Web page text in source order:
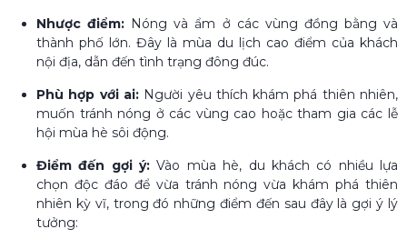
Nhược điểm: Nóng và ẩm ở các vùng đồng bằng và
thành phố lớn. Đây là mùa du lịch cao điểm của khách
nội địa, dẫn đến tình trạng đông đúc.
Phù hợp với ai: Người yêu thích khám phá thiên nhiên,
muốn tránh nóng ở các vùng cao hoặc tham gia các lễ
hội mùa hè sôi động.
Điểm đến gợi ý: Vào mùa hè, du khách có nhiều lựa
chọn độc đáo để vừa tránh nóng vừa khám phá thiên
nhiên kỳ vĩ, trong đó những điểm đến sau đây là gợi ý lý
tưởng: